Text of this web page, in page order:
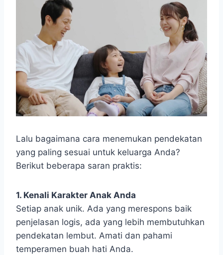
Lalu bagaimana cara menemukan pendekatan
yang paling sesuai untuk keluarga Anda?
Berikut beberapa saran praktis:
1. Kenali Karakter Anak Anda
Setiap anak unik. Ada yang merespons baik
penjelasan logis, ada yang lebih membutuhkan
pendekatan lembut. Amati dan pahami
temperamen buah hati Anda.